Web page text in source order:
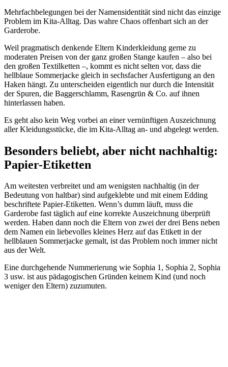
Mehrfachbelegungen bei der Namensidentität sind nicht das einzige
Problem im Kita-Alltag. Das wahre Chaos offenbart sich an der
Garderobe.
Weil pragmatisch denkende Eltern Kinderkleidung gerne zu
moderaten Preisen von der ganz großen Stange kaufen – also bei
den großen Textilketten –, kommt es nicht selten vor, dass die
hellblaue Sommerjacke gleich in sechsfacher Ausfertigung an den
Haken hängt. Zu unterscheiden eigentlich nur durch die Intensität
der Spuren, die Baggerschlamm, Rasengrün & Co. auf ihnen
hinterlassen haben.
Es geht also kein Weg vorbei an einer vernünftigen Auszeichnung
aller Kleidungsstücke, die im Kita-Alltag an- und abgelegt werden.
Besonders beliebt, aber nicht nachhaltig:
Papier-Etiketten
Am weitesten verbreitet und am wenigsten nachhaltig (in der
Bedeutung von haltbar) sind aufgeklebte und mit einem Edding
beschriftete Papier-Etiketten. Wenn’s dumm läuft, muss die
Garderobe fast täglich auf eine korrekte Auszeichnung überprüft
werden. Haben dann noch die Eltern von zwei der drei Bens neben
dem Namen ein liebevolles kleines Herz auf das Etikett in der
hellblauen Sommerjacke gemalt, ist das Problem noch immer nicht
aus der Welt.
Eine durchgehende Nummerierung wie Sophia 1, Sophia 2, Sophia
3 usw. ist aus pädagogischen Gründen keinem Kind (und noch
weniger den Eltern) zuzumuten.